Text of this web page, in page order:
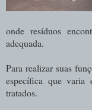
onde resíduos
adequada.
Para realizar suas
específica que varia
tratados.